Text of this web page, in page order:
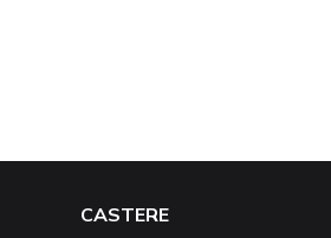
CASTERE